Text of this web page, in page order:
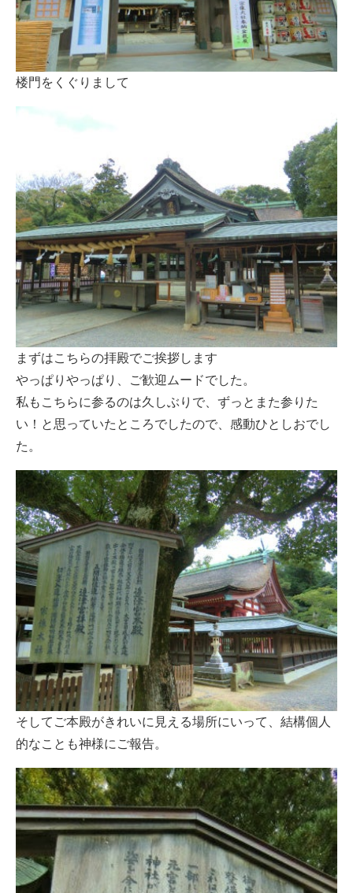
楼門をくぐりまして
まずはこちらの拝殿でご挨拶します
やっぱりやっぱり、ご歓迎ムードでした。
私もこちらに参るのは久しぶりで、ずっとまた参りた
い！と思っていたところでしたので、感動ひとしおでし
た。
そしてご本殿がきれいに見える場所にいって、結構個人
的なことも神様にご報告。